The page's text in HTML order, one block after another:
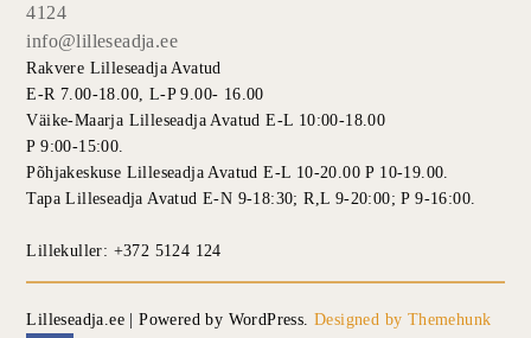
4124
info@lilleseadja.ee
Rakvere Lilleseadja Avatud
E-R 7.00-18.00, L-P 9.00- 16.00
Väike-Maarja Lilleseadja Avatud E-L 10:00-18.00
P 9:00-15:00.
Põhjakeskuse Lilleseadja Avatud E-L 10-20.00 P 10-19.00.
Tapa Lilleseadja Avatud E-N 9-18:30; R,L 9-20:00; P 9-16:00.
Lillekuller: +372 5124 124
Lilleseadja.ee | Powered by WordPress.Designed by Themehunk